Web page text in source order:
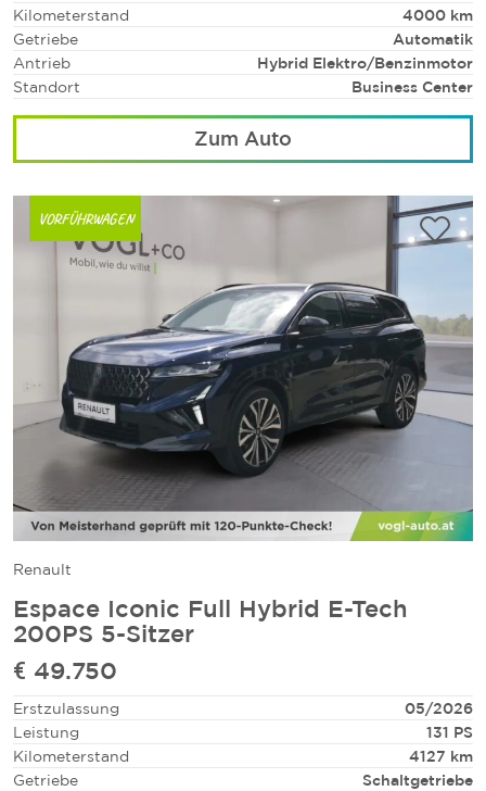
Kilometerstand
4000 km
Getriebe
Automatik
Antrieb
Hybrid Elektro/Benzinmotor
Standort
Business Center
Zum Auto
VORFÜHRWAGEN
Renault
Espace Iconic Full Hybrid E-Tech
200PS 5-Sitzer
€ 49.750
Erstzulassung
05/2026
Leistung
131 PS
Kilometerstand
4127 km
Getriebe
Schaltgetriebe